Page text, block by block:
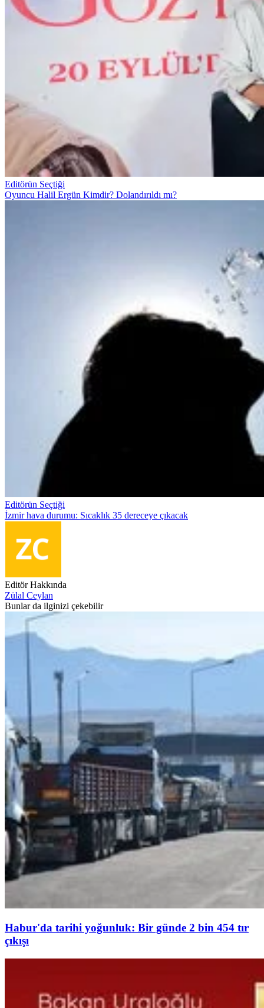
Editörün Seçtiği
Oyuncu Halil Ergün Kimdir? Dolandırıldı mı?
Editörün Seçtiği
İzmir hava durumu: Sıcaklık 35 dereceye çıkacak
Editör Hakkında
Zülal Ceylan
Bunlar da ilginizi çekebilir
Habur'da tarihi yoğunluk: Bir günde 2 bin 454 tır
çıkışı